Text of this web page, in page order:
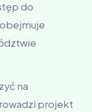
do
na
projekt